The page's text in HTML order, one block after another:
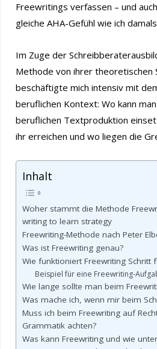
Freewritings verfassen – und
gleiche AHA-Gefühl wie ich
Im Zuge der
Methode von ihrer theoretischen
beschäftigte mich intensiv mit
beruflichen Kontext: Wo kann
beruflichen Textproduktion
ihr erreichen und wo liegen die
Inhalt
Woher stammt die Methode
writing to learn strategy
Freewriting-Methode nach Peter
Was ist Freewriting genau?
Wie funktioniert Freewriting Schritt
Beispiel für eine Freewriting-
Wie lange sollte man beim
Was mache ich, wenn mir beim
Muss ich beim Freewriting auf
Grammatik achten?
Was kann Freewriting und wie